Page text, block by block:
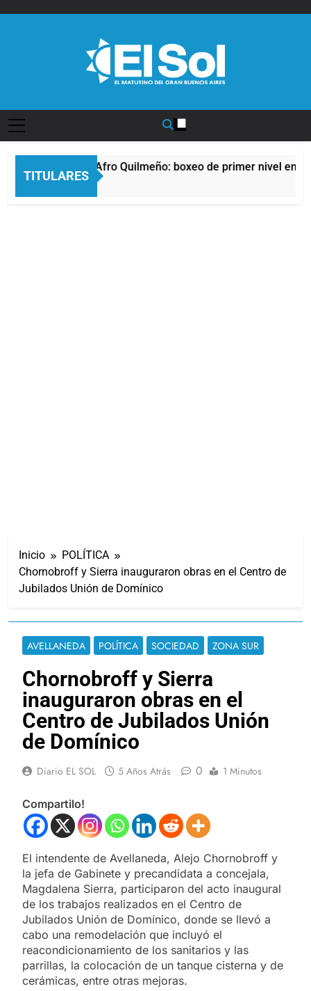
TITULARES
La noche del Afro Quilmeño: boxeo de primer nivel en la
8 Horas Atrás
Inicio
POLÍTICA
Chornobroff y Sierra inauguraron obras en el Centro de
Jubilados Unión de Domínico
AVELLANEDA POLÍTICA SOCIEDAD ZONA SUR
Chornobroff y Sierra
inauguraron obras en el
Centro de Jubilados Unión
de Domínico
Diario EL SOL 5 Años Atrás 0 1 Minutos
Compartilo!
El intendente de Avellaneda, Alejo Chornobroff y
la jefa de Gabinete y precandidata a concejala,
Magdalena Sierra, participaron del acto inaugural
de los trabajos realizados en el Centro de
Jubilados Unión de Domínico, donde se llevó a
cabo una remodelación que incluyó el
reacondicionamiento de los sanitarios y las
parrillas, la colocación de un tanque cisterna y de
cerámicas, entre otras mejoras.